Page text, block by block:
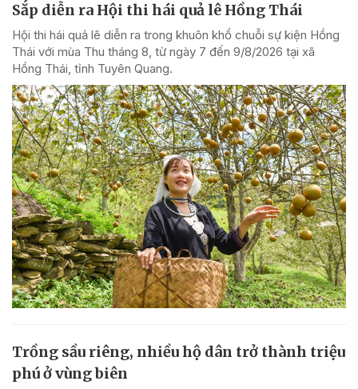
Sắp diễn ra Hội thi hái quả lê Hồng Thái
Hội thi hái quả lê diễn ra trong khuôn khổ chuỗi sự kiện Hồng
Thái với mùa Thu tháng 8, từ ngày 7 đến 9/8/2026 tại xã
Hồng Thái, tỉnh Tuyên Quang.
Trồng sầu riêng, nhiều hộ dân trở thành triệu
phú ở vùng biên